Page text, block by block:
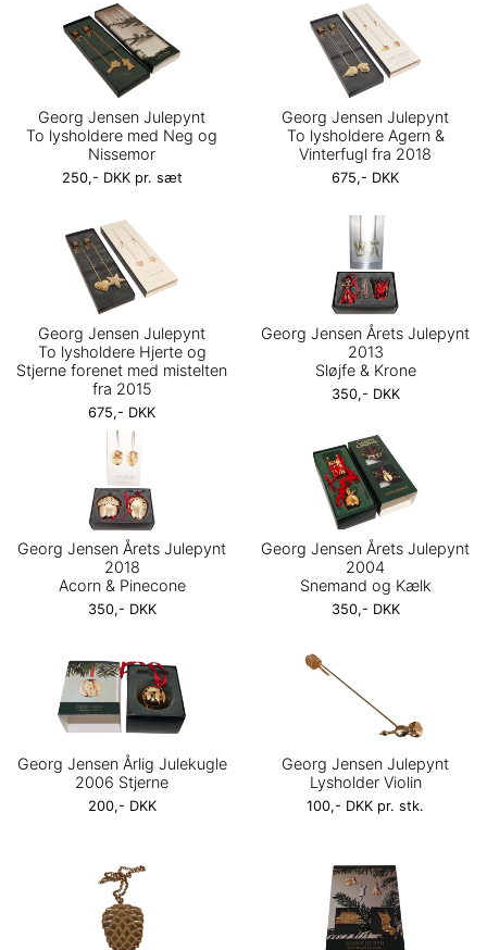
Georg Jensen Julepynt
To lysholdere med Neg og
Nissemor
250,- DKK pr. sæt
Georg Jensen Julepynt
To lysholdere Agern &
Vinterfugl fra 2018
675,- DKK
Georg Jensen Julepynt
To lysholdere Hjerte og
Stjerne forenet med mistelten
fra 2015
675,- DKK
Georg Jensen Årets Julepynt
2013
Sløjfe & Krone
350,- DKK
Georg Jensen Årets Julepynt
2018
Acorn & Pinecone
350,- DKK
Georg Jensen Årets Julepynt
2004
Snemand og Kælk
350,- DKK
Georg Jensen Årlig Julekugle
2006 Stjerne
200,- DKK
Georg Jensen Julepynt
Lysholder Violin
100,- DKK pr. stk.